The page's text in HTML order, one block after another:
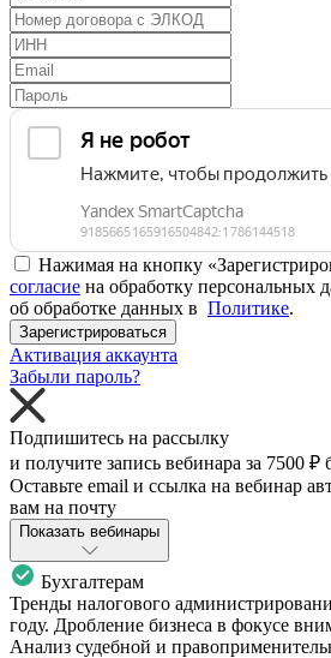
Нажимая на кнопку
согласие на обработку персональных
об обработке данных в Политике.
Зарегистрироваться
Активация аккаунта
Забыли пароль?
Подпишитесь на рассылку
и получите запись вебинара за 7500 ₽
Оставьте email и ссылка на вебинар
вам на почту
Показать вебинары
Бухгалтерам
Тренды налогового
году. Дробление бизнеса в фокусе
Анализ судебной и